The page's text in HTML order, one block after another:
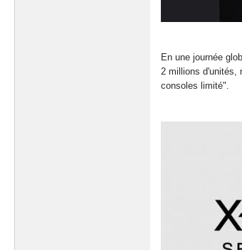
En une journée
2 millions d'unités,
consoles limité".